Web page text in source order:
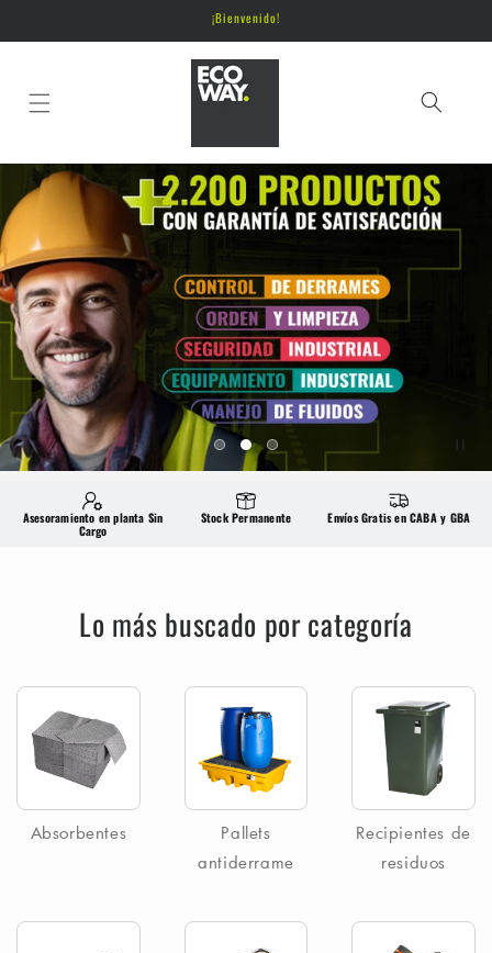
al contenido
¡Bienvenido!
Asesoramiento en planta Sin
Cargo
Stock Permanente Envíos Gratis en CABA y GBA
Lo más buscado por categoría
Absorbentes
Pallets
antiderrame
Recipientes de
residuos